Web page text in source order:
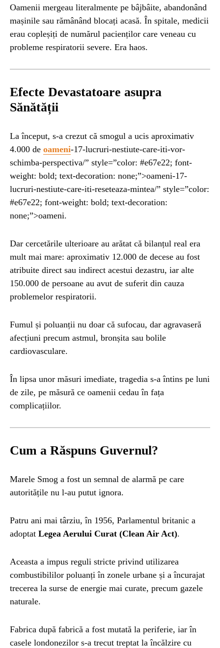
Oamenii mergeau literalmente pe bâjbâite, abandonând
mașinile sau rămânând blocați acasă. În spitale, medicii
erau copleșiți de numărul pacienților care veneau cu
probleme respiratorii severe. Era haos.
Efecte Devastatoare asupra
Sănătății
La început, s-a crezut că smogul a ucis aproximativ
4.000 de oameni-17-lucruri-nestiute-care-iti-vor-
schimba-perspectiva/” style=”color: #e67e22; font-
weight: bold; text-decoration: none;”>oameni-17-
lucruri-nestiute-care-iti-reseteaza-mintea/” style=”color:
#e67e22; font-weight: bold; text-decoration:
none;”>oameni.
Dar cercetările ulterioare au arătat că bilanțul real era
mult mai mare: aproximativ 12.000 de decese au fost
atribuite direct sau indirect acestui dezastru, iar alte
150.000 de persoane au avut de suferit din cauza
problemelor respiratorii.
Fumul și poluanții nu doar că sufocau, dar agravaseră
afecțiuni precum astmul, bronșita sau bolile
cardiovasculare.
În lipsa unor măsuri imediate, tragedia s-a întins pe luni
de zile, pe măsură ce oamenii cedau în fața
complicațiilor.
Cum a Răspuns Guvernul?
Marele Smog a fost un semnal de alarmă pe care
autoritățile nu l-au putut ignora.
Patru ani mai târziu, în 1956, Parlamentul britanic a
adoptat Legea Aerului Curat (Clean Air Act).
Aceasta a impus reguli stricte privind utilizarea
combustibililor poluanți în zonele urbane și a încurajat
trecerea la surse de energie mai curate, precum gazele
naturale.
Fabrica după fabrică a fost mutată la periferie, iar în
casele londonezilor s-a trecut treptat la încălzire cu